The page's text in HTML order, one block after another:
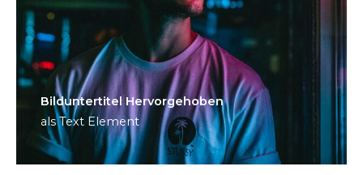
Bild­unter­titel Hervorgehoben
als Text Element